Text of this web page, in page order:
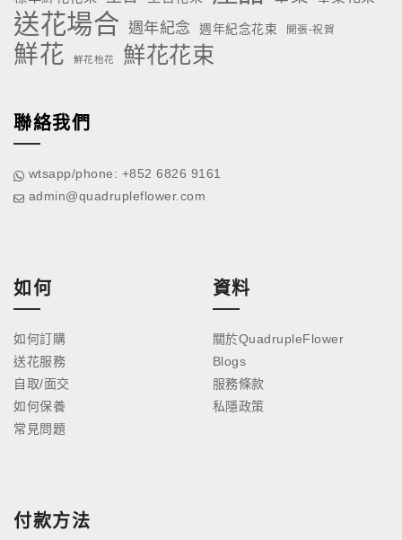
送花場合 週年紀念 週年紀念花束 開張-祝賀
鮮花 鮮花枱花 鮮花花束
聯絡我們
wtsapp/phone: +852 6826 9161
admin@quadrupleflower.com
如何
如何訂購
送花服務
自取/面交
如何保養
常見問題
資料
關於QuadrupleFlower
Blogs
服務條款
私隱政策
付款方法